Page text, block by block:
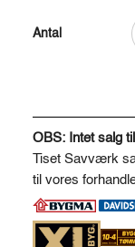
A
l
t
e
r
n
OBS: Intet salg
Tiset Savværk
til vores